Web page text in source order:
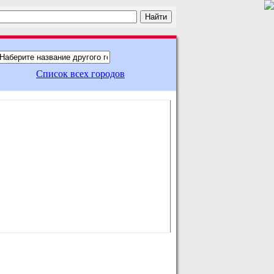
Список всех городов